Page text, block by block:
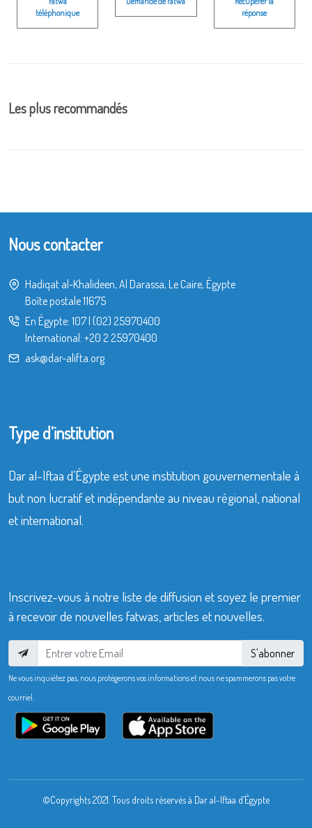
téléphonique
réponse
Les plus recommandés
Nous contacter
Hadiqat al-Khalideen, Al Darassa, Le Caire, Égypte
Boîte postale 11675
En Égypte: 107| (02) 25970400
International: +20 2 25970400
ask@dar-alifta.org
Type d’institution
Dar al-Iftaa d’Égypte est une institution gouvernementale à
but non lucratif et indépendante au niveau régional, national
et international.
Inscrivez-vous à notre liste de diffusion et soyez le premier
à recevoir de nouvelles fatwas, articles et nouvelles.
S'abonner
Ne vous inquiétez pas, nous protégerons vos informations et nous ne spammerons pas votre
courriel.
©Copyrights 2021. Tous droits réservés à Dar al-Iftaa d’Égypte